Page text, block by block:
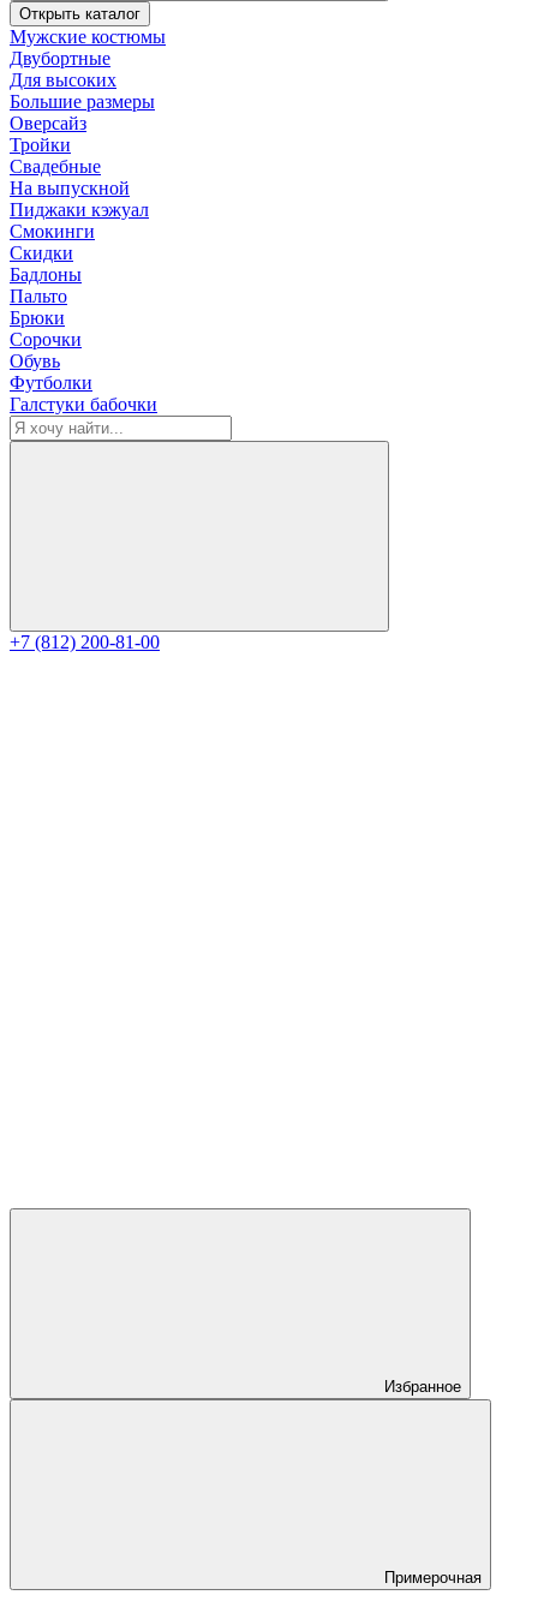
Открыть каталог
Мужские костюмы
Двубортные
Для высоких
Большие размеры
Оверсайз
Тройки
Свадебные
На выпускной
Пиджаки кэжуал
Смокинги
Скидки
Бадлоны
Пальто
Брюки
Сорочки
Обувь
Футболки
Галстуки бабочки
+7 (812) 200-81-00
Избранное
Примерочная